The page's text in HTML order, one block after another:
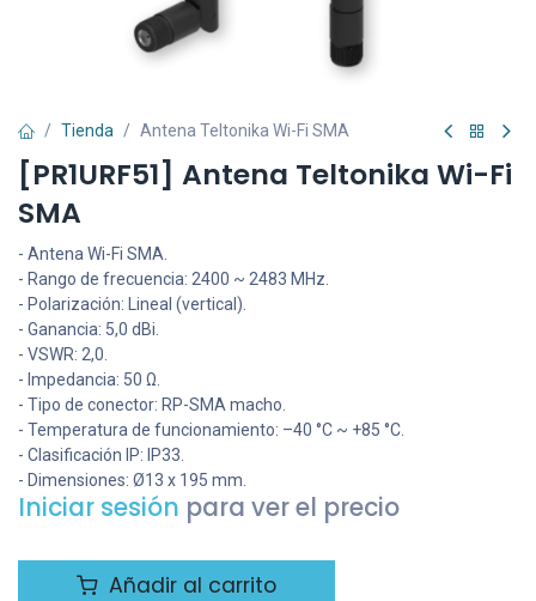
Tienda Antena Teltonika Wi-Fi SMA
[PR1URF51] Antena Teltonika Wi-Fi
SMA
- Antena Wi-Fi SMA.
- Rango de frecuencia: 2400 ~ 2483 MHz.
- Polarización: Lineal (vertical).
- Ganancia: 5,0 dBi.
- VSWR: 2,0.
- Impedancia: 50 Ω.
- Tipo de conector: RP-SMA macho.
- Temperatura de funcionamiento: –40 °C ~ +85 °C.
- Clasificación IP: IP33.
- Dimensiones: Ø13 x 195 mm.
Iniciar sesión para ver el precio
Añadir al carrito